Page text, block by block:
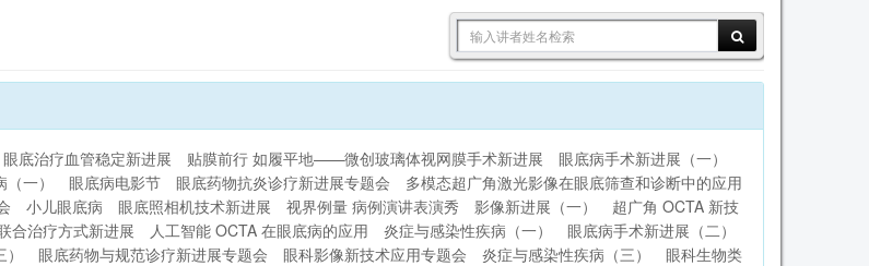
眼底治疗血管稳定新进展 贴膜前行 如履平地——微创玻璃体视网膜手术新进展
眼底病手术新进展（一）
一） 眼底病电影节 眼底药物抗炎诊疗新进展专题会
多模态超广角激光影像在眼底筛查和诊断中的应用
小儿眼底病 眼底照相机技术新进展 视界例量 病例演讲表演秀 影像新进展（一）
超广角 OCTA 新技
合治疗方式新进展 人工智能 OCTA 在眼底病的应用 炎症与感染性疾病（一）
眼底病手术新进展（二）
眼底药物与规范诊疗新进展专题会 眼科影像新技术应用专题会 炎症与感染性疾病（三）
眼科生物类